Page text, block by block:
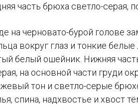
часть брюха светло-серая,
на черновато-бурой голове
вокруг глаз и тонкие белые
белый ошейник. Нижняя
на основной части груди
тон и светло-серые
спина, надхвостье и хвост